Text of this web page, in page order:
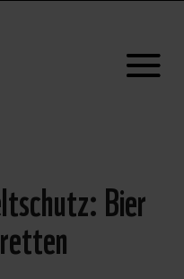
Bier